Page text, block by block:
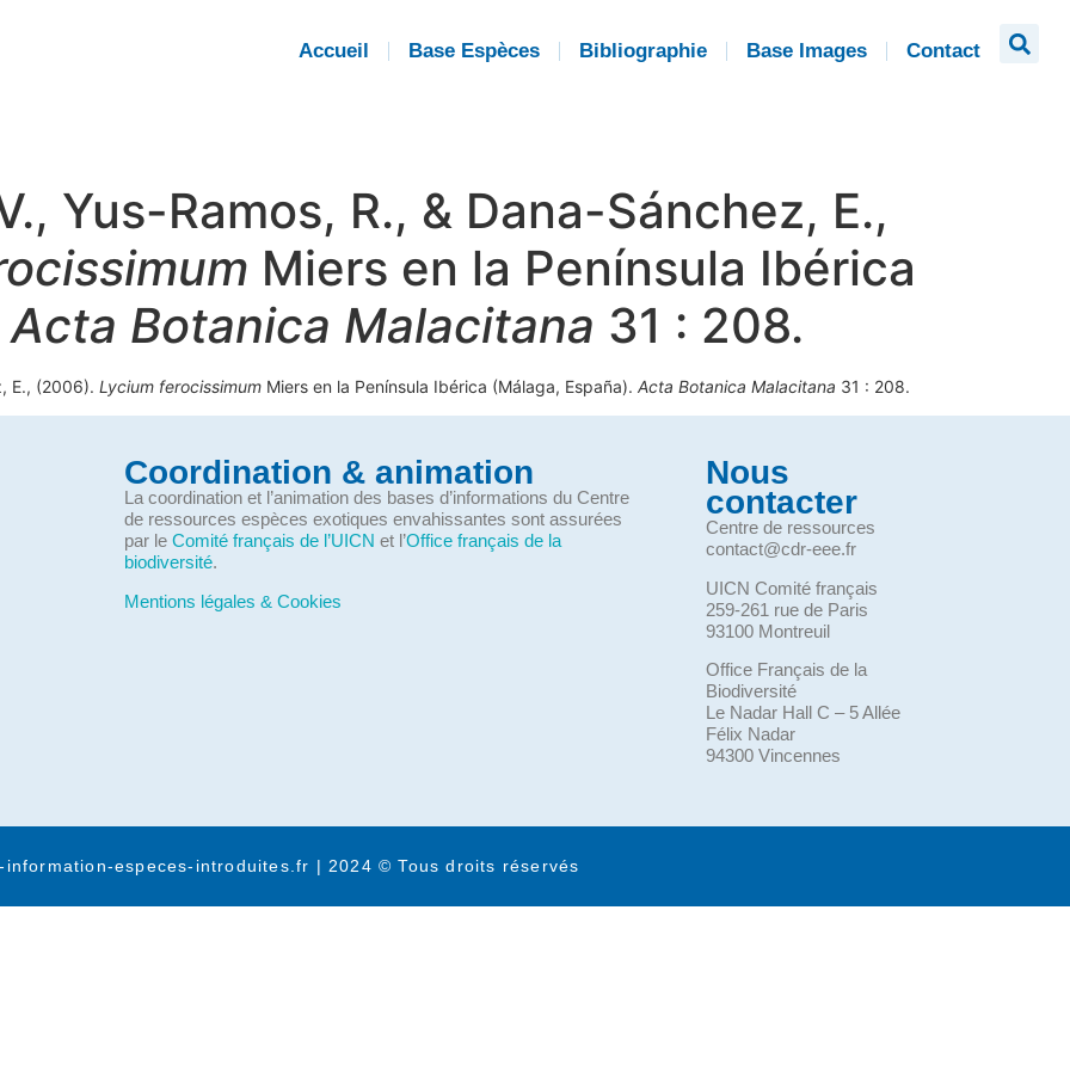
Accueil Base Espèces Bibliographie Base Images Contact
Yus-Ramos, R., & Dana-Sánchez, E.,
Miers en la Península Ibérica
Acta Botanica Malacitana 31 : 208.
E., (2006). Lycium ferocissimum Miers en la Península Ibérica (Málaga, España). Acta Botanica Malacitana 31 : 208.
Coordination & animation
La coordination et l’animation des bases d’informations du Centre
de ressources espèces exotiques envahissantes sont assurées
par le Comité français de l’UICN et l’Office français de la
biodiversité.
Mentions légales & Cookies
Nous
contacter
Centre de ressources
contact@cdr-eee.fr
UICN Comité français
259-261 rue de Paris
93100 Montreuil
Office Français de la
Biodiversité
Le Nadar Hall C – 5 Allée
Félix Nadar
94300 Vincennes
information-especes-introduites.fr | 2024 © Tous droits réservés